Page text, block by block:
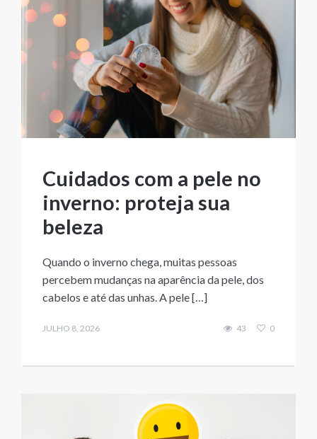
Cuidados com a pele no
inverno: proteja sua
beleza
Quando o inverno chega, muitas pessoas
percebem mudanças na aparência da pele, dos
cabelos e até das unhas. A pele […]
JULHO 8, 2026 43 0